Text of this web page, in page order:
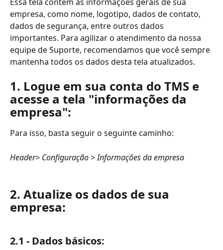
empresa, como nome, logotipo, dados de contato,
dados de segurança, entre outros dados
importantes. Para agilizar o atendimento da nossa
equipe de Suporte, recomendamos que você sempre
mantenha todos os dados desta tela atualizados.
1. Logue em sua conta do TMS e
acesse a tela "informações da
empresa":
Para isso, basta seguir o seguinte caminho:
Header> Configuração > Informações da empresa
2. Atualize os dados de sua
empresa:
2.1 - Dados básicos: